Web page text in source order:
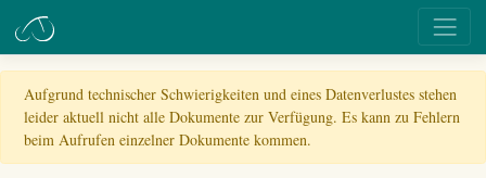
Aufgrund technischer Schwierigkeiten und eines Datenverlustes stehen
leider aktuell nicht alle Dokumente zur Verfügung. Es kann zu Fehlern
beim Aufrufen einzelner Dokumente kommen.